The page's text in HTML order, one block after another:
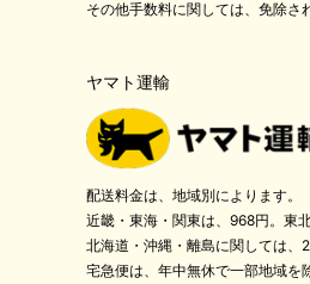
その他手数料に関しては、免除さ
ヤマト運輸
配送料金は、地域別によります。
近畿・東海・関東は、968円。東
北海道・沖縄・離島に関しては、
宅急便は、年中無休で一部地域を